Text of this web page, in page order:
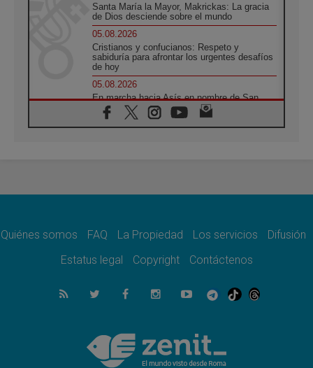
Santa María la Mayor, Makrickas: La gracia
de Dios desciende sobre el mundo
05.08.2026
Cristianos y confucianos: Respeto y
sabiduría para afrontar los urgentes desafíos
de hoy
05.08.2026
En marcha hacia Asís en nombre de San
Francisco, a la espera de León
05.08.2026
quienes bendicen la guerra
Ucrania: Ataque masivo en Kyiv durante la
05.08.2026
Colombo: "La visita del Papa a Argentina
05.08.2026
Iglesia en Uruguay: la visita del Papa
fortalecerá la fe y la esperanza
Quiénes somos FAQ La Propiedad Los servicios
Difusión
Estatus legal
Copyright Contáctenos